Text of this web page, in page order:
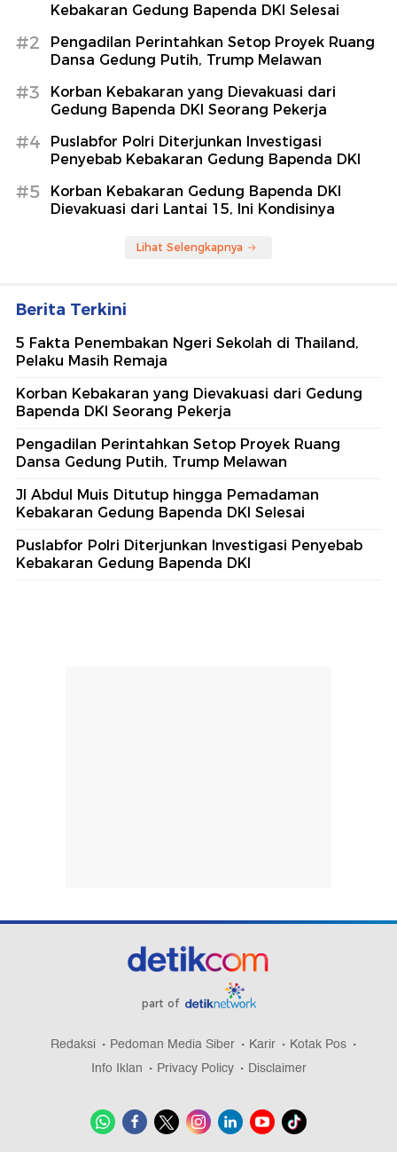
Kebakaran Gedung Bapenda DKI Selesai
#2
Pengadilan Perintahkan Setop Proyek Ruang
Dansa Gedung Putih, Trump Melawan
#3
Korban Kebakaran yang Dievakuasi dari
Gedung Bapenda DKI Seorang Pekerja
#4
Puslabfor Polri Diterjunkan Investigasi
Penyebab Kebakaran Gedung Bapenda DKI
#5
Korban Kebakaran Gedung Bapenda DKI
Dievakuasi dari Lantai 15, Ini Kondisinya
Lihat Selengkapnya
Berita Terkini
5 Fakta Penembakan Ngeri Sekolah di Thailand,
Pelaku Masih Remaja
Korban Kebakaran yang Dievakuasi dari Gedung
Bapenda DKI Seorang Pekerja
Pengadilan Perintahkan Setop Proyek Ruang
Dansa Gedung Putih, Trump Melawan
Jl Abdul Muis Ditutup hingga Pemadaman
Kebakaran Gedung Bapenda DKI Selesai
Puslabfor Polri Diterjunkan Investigasi Penyebab
Kebakaran Gedung Bapenda DKI
part of
Redaksi Pedoman Media Siber Karir
Kotak Pos
Info Iklan
Privacy Policy Disclaimer